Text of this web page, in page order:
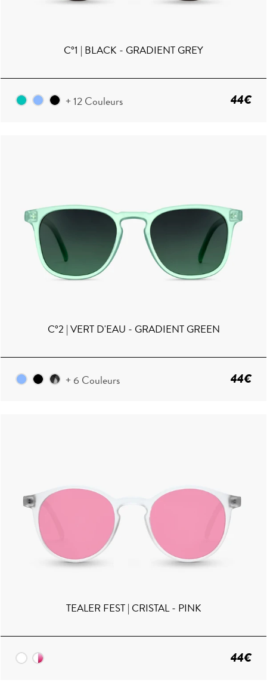
C°1 | BLACK - GRADIENT GREY
+ 12 Couleurs 44€
C°2 | VERT D'EAU - GRADIENT GREEN
+ 6 Couleurs 44€
TEALER FEST | CRISTAL - PINK
44€